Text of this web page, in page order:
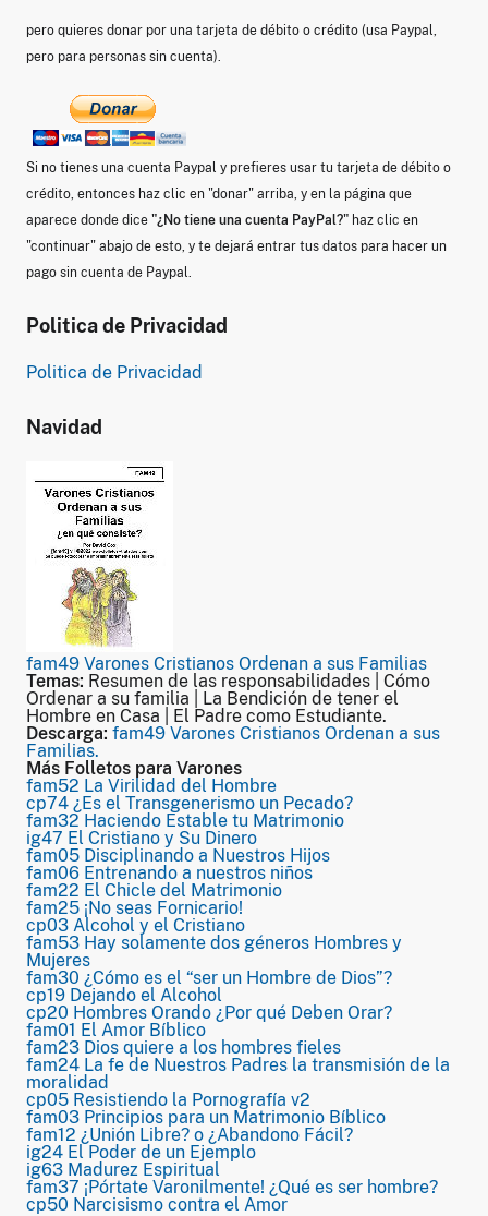
pero quieres donar por una tarjeta de débito o crédito (usa Paypal,
pero para personas sin cuenta).
Si no tienes una cuenta Paypal y prefieres usar tu tarjeta de débito o
crédito, entonces haz clic en "donar" arriba, y en la página que
aparece donde dice "¿No tiene una cuenta PayPal?" haz clic en
"continuar" abajo de esto, y te dejará entrar tus datos para hacer un
pago sin cuenta de Paypal.
Politica de Privacidad
Politica de Privacidad
Navidad
fam49 Varones Cristianos Ordenan a sus Familias
Temas: Resumen de las responsabilidades | Cómo
Ordenar a su familia | La Bendición de tener el
Hombre en Casa | El Padre como Estudiante.
Descarga: fam49 Varones Cristianos Ordenan a sus
Familias.
Más Folletos para Varones
fam52 La Virilidad del Hombre
cp74 ¿Es el Transgenerismo un Pecado?
fam32 Haciendo Estable tu Matrimonio
ig47 El Cristiano y Su Dinero
fam05 Disciplinando a Nuestros Hijos
fam06 Entrenando a nuestros niños
fam22 El Chicle del Matrimonio
fam25 ¡No seas Fornicario!
cp03 Alcohol y el Cristiano
fam53 Hay solamente dos géneros Hombres y
Mujeres
fam30 ¿Cómo es el “ser un Hombre de Dios”?
cp19 Dejando el Alcohol
cp20 Hombres Orando ¿Por qué Deben Orar?
fam01 El Amor Bíblico
fam23 Dios quiere a los hombres fieles
fam24 La fe de Nuestros Padres la transmisión de la
moralidad
cp05 Resistiendo la Pornografía v2
fam03 Principios para un Matrimonio Bíblico
fam12 ¿Unión Libre? o ¿Abandono Fácil?
ig24 El Poder de un Ejemplo
ig63 Madurez Espiritual
fam37 ¡Pórtate Varonilmente! ¿Qué es ser hombre?
cp50 Narcisismo contra el Amor